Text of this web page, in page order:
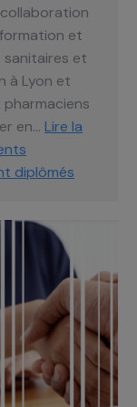
formation et
sanitaires et
à Lyon et
pharmaciens
en… Lire la
diplômés